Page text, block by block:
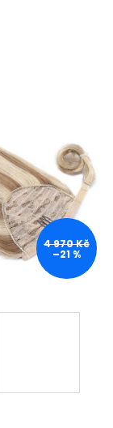
4 970 Kč
–21 %